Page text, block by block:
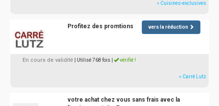
» Cuisines-exclusives
Profitez des promtions vers la réduction
En cours de validité | Utilisé 768 fois vérifié !
» Carré Lutz
votre achat chez vous sans frais avec la